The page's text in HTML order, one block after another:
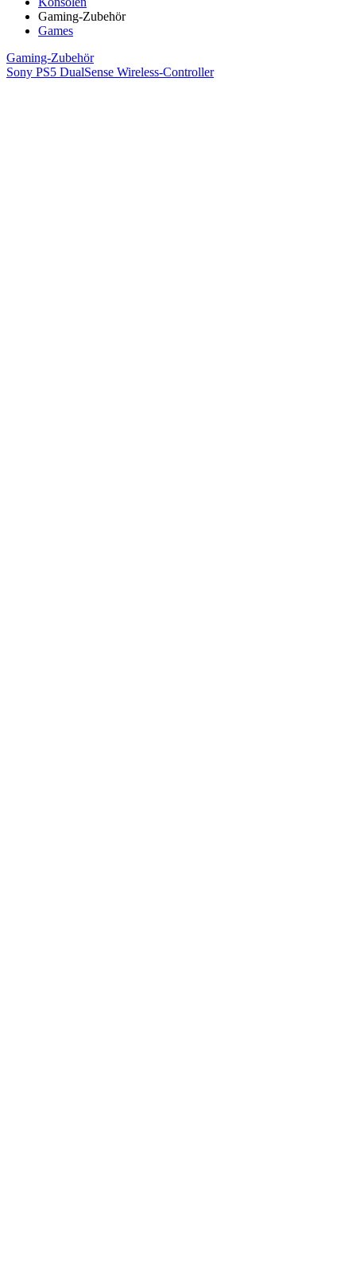
Gaming-Zubehör
Games
Gaming-Zubehör
Sony PS5 DualSense Wireless-Controller